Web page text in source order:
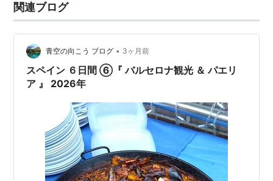
関連ブログ
青空の向こう ブログ • 3ヶ月前
スペイン ６日間 ⑥『 バルセロナ観光 ＆ パエリ
ア 』 2026年